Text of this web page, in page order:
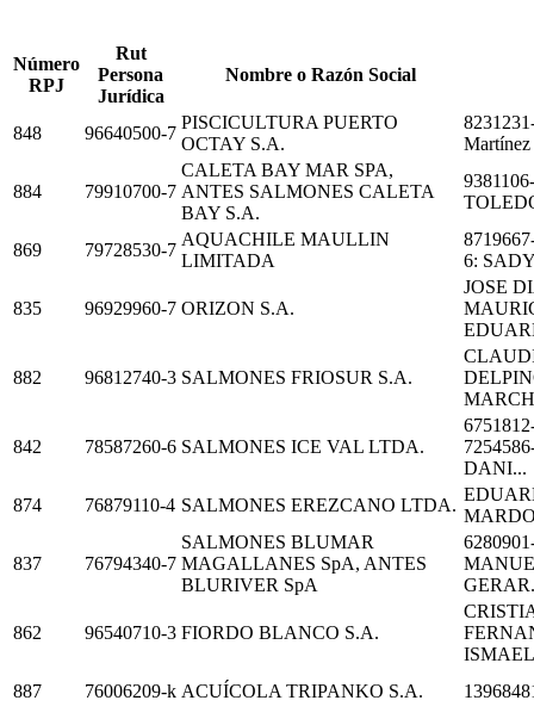
Número
RPJ
Rut
Persona
Jurídica
Nombre o Razón Social
848 96640500-7
PISCICULTURA PUERTO
OCTAY S.A.
Martínez
884 79910700-7
CALETA BAY MAR SPA,
ANTES SALMONES CALETA
BAY S.A.
869 79728530-7
AQUACHILE MAULLIN
LIMITADA
6:
835 96929960-7 ORIZON S.A.
JOSE
882 96812740-3 SALMONES FRIOSUR S.A.
842 78587260-6 SALMONES ICE VAL LTDA.
DANI...
874
76879110-4 SALMONES EREZCANO LTDA.
837 76794340-7
SALMONES BLUMAR
MAGALLANES SpA, ANTES
BLURIVER SpA
862 96540710-3 FIORDO BLANCO S.A.
887
76006209-k ACUÍCOLA TRIPANKO S.A.